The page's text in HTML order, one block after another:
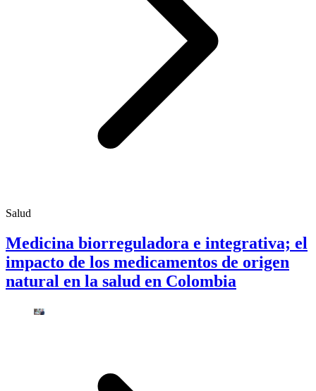
Salud
Medicina biorreguladora e integrativa; el
impacto de los medicamentos de origen
natural en la salud en Colombia